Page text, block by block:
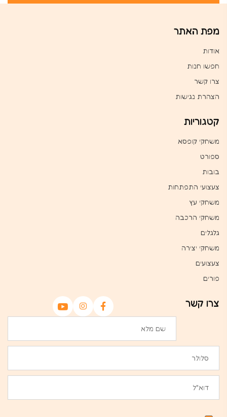
מפת האתר
אודות
חפשו חנות
צרו קשר
הצהרת נגישות
קטגוריות
משחקי קופסא
ספורט
בובות
צעצועי התפתחות
משחקי עץ
משחקי הרכבה
גלגלים
משחקי יצירה
צעצועים
פורים
צרו קשר